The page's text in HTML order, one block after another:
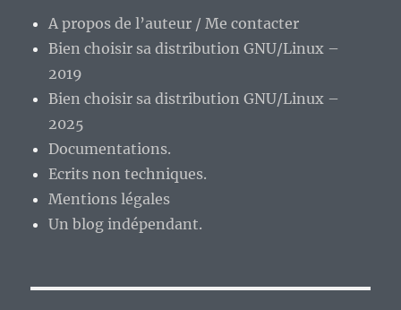
A propos de l’auteur / Me contacter
Bien choisir sa distribution GNU/Linux –
2019
Bien choisir sa distribution GNU/Linux –
2025
Documentations.
Ecrits non techniques.
Mentions légales
Un blog indépendant.